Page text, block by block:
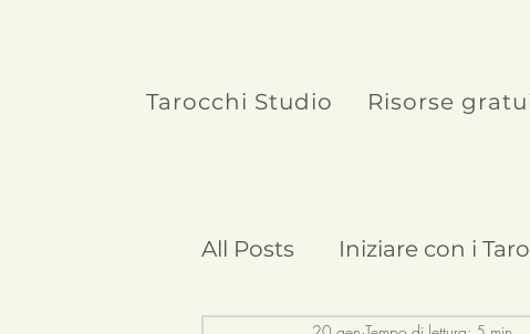
Tarocchi Studio Risorse
All Posts Iniziare con i